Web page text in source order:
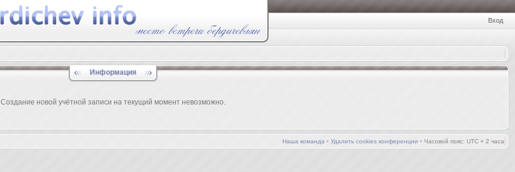
Вход
Информация
Создание новой учётной записи на текущий момент невозможно.
Наша команда • Удалить cookies конференции • Часовой пояс: UTC + 2 часа